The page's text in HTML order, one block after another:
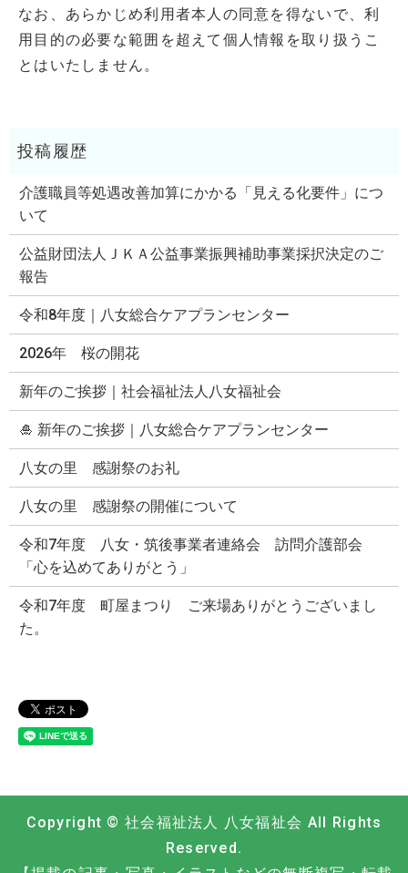
なお、あらかじめ利用者本人の同意を得ないで、利
用目的の必要な範囲を超えて個人情報を取り扱うこ
とはいたしません。
介護職員等処遇改善加算にかかる「見える化要件」につ
いて
公益財団法人ＪＫＡ公益事業振興補助事業採択決定のご
報告
令和8年度｜八女総合ケアプランセンター
2026年 桜の開花
新年のご挨拶｜社会福祉法人八女福祉会
🎍 新年のご挨拶｜八女総合ケアプランセンター
八女の里 感謝祭のお礼
八女の里 感謝祭の開催について
令和7年度 八女・筑後事業者連絡会 訪問介護部会
「心を込めてありがとう」
令和7年度 町屋まつり ご来場ありがとうございまし
た。
Copyright © 社会福祉法人 八女福祉会 All Rights
Reserved.